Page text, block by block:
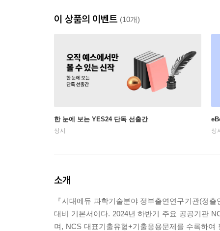
이 상품의 이벤트 (10개)
한 눈에 보는 YES24 단독 선출간
상시 상
소개
『시대에듀 과학기술분야 정부출연연구기관(정
대비 기본서이다. 2024년 하반기 주요 공공기관
며, NCS 대표기출유형+기출응용문제를 수록하